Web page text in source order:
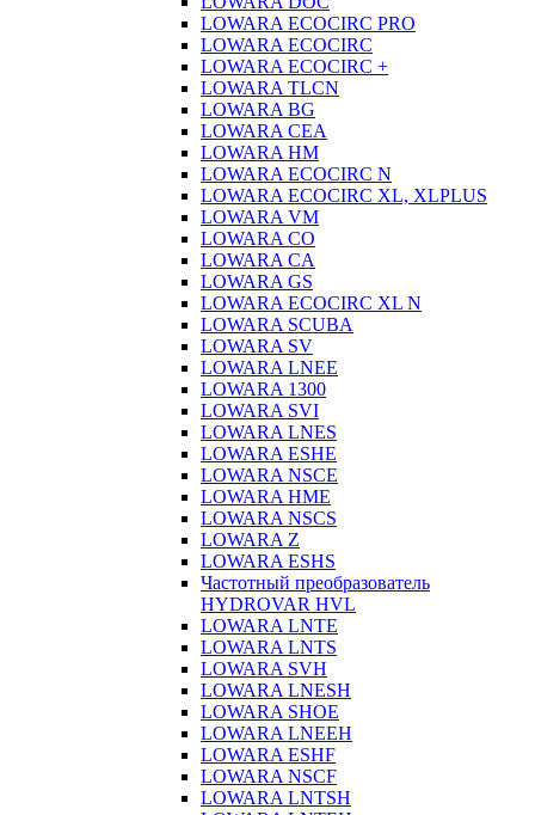
LOWARA ECOCIRC PRO
LOWARA ECOCIRC
LOWARA ECOCIRC +
LOWARA TLCN
LOWARA BG
LOWARA CEA
LOWARA HM
LOWARA ECOCIRC N
LOWARA ECOCIRC XL, XLPLUS
LOWARA VM
LOWARA CO
LOWARA CA
LOWARA GS
LOWARA ECOCIRC XL N
LOWARA SCUBA
LOWARA SV
LOWARA LNEE
LOWARA 1300
LOWARA SVI
LOWARA LNES
LOWARA ESHE
LOWARA NSCE
LOWARA HME
LOWARA NSCS
LOWARA Z
LOWARA ESHS
Частотный преобразователь
HYDROVAR HVL
LOWARA LNTE
LOWARA LNTS
LOWARA SVH
LOWARA LNESH
LOWARA SHOE
LOWARA LNEEH
LOWARA ESHF
LOWARA NSCF
LOWARA LNTSH